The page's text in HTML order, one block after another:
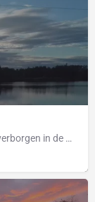
In Noord-Frankrijk liggen twee mooie wateren verborgen in de Champagne regio. Tussen alle wateren die daar…